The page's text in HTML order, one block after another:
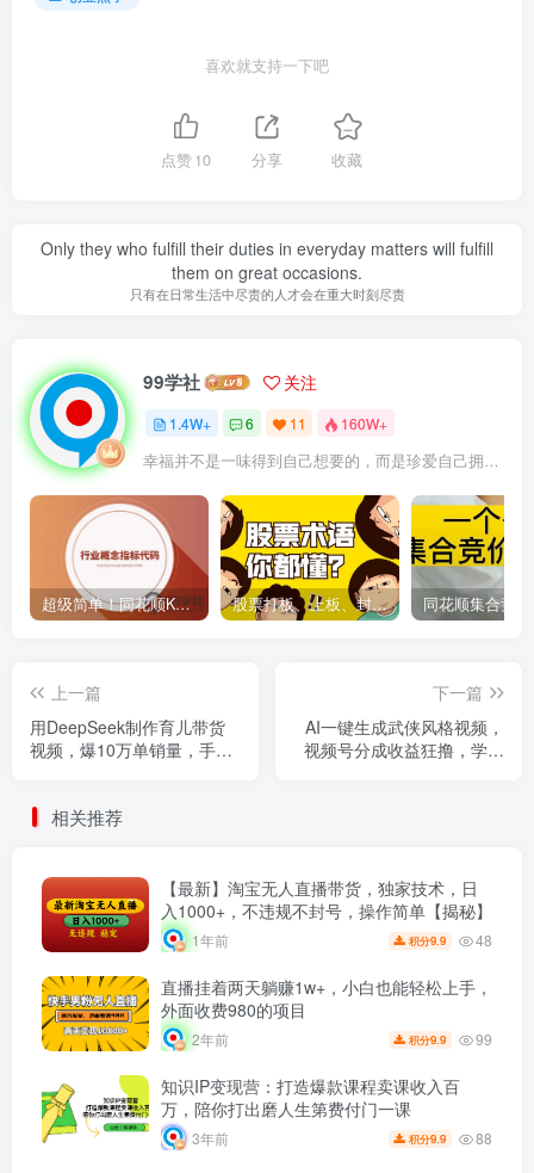
喜欢就支持一下吧
点赞10 分享 收藏
Only they who fulfill their duties in everyday matters will fulfill
them on great occasions.
只有在日常生活中尽责的人才会在重大时刻尽责
99学社 关注
1.4W+ 6 11 160W+
幸福并不是一味得到自己想要的，而是珍爱自己拥有的
超级简单！同花顺K线界面显示行业概念指标代码图解 股票打板、上板、封板、翘板、炸板是什么意思？炒股你必须懂的暗语！
上一篇
用DeepSeek制作育儿带货
视频，爆10万单销量，手把
下一篇
AI一键生成武侠风格视频，
视频号分成收益狂撸，学完
相关推荐
【最新】淘宝无人直播带货，独家技术，日
入1000+，不违规不封号，操作简单【揭秘】
1年前 积分9.9 48
直播挂着两天躺赚1w+，小白也能轻松上手，
外面收费980的项目
2年前 积分9.9 99
知识IP变现营：打造爆款课程卖课收入百
万，陪你打出磨人生第费付门一课
3年前 积分9.9 88